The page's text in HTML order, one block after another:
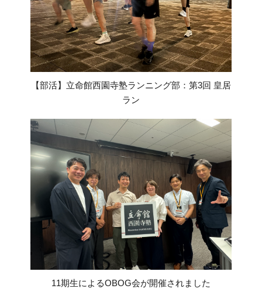
【部活】立命館西園寺塾ランニング部：第3回 皇居
ラン
11期生によるOBOG会が開催されました